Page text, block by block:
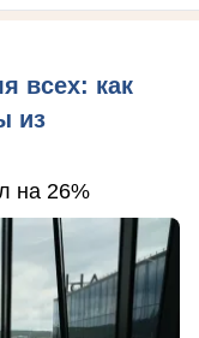
всех: как
из
на 26%